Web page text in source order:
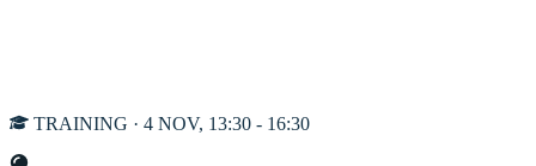
TRAINING · 4 NOV, 13:30 - 16:30